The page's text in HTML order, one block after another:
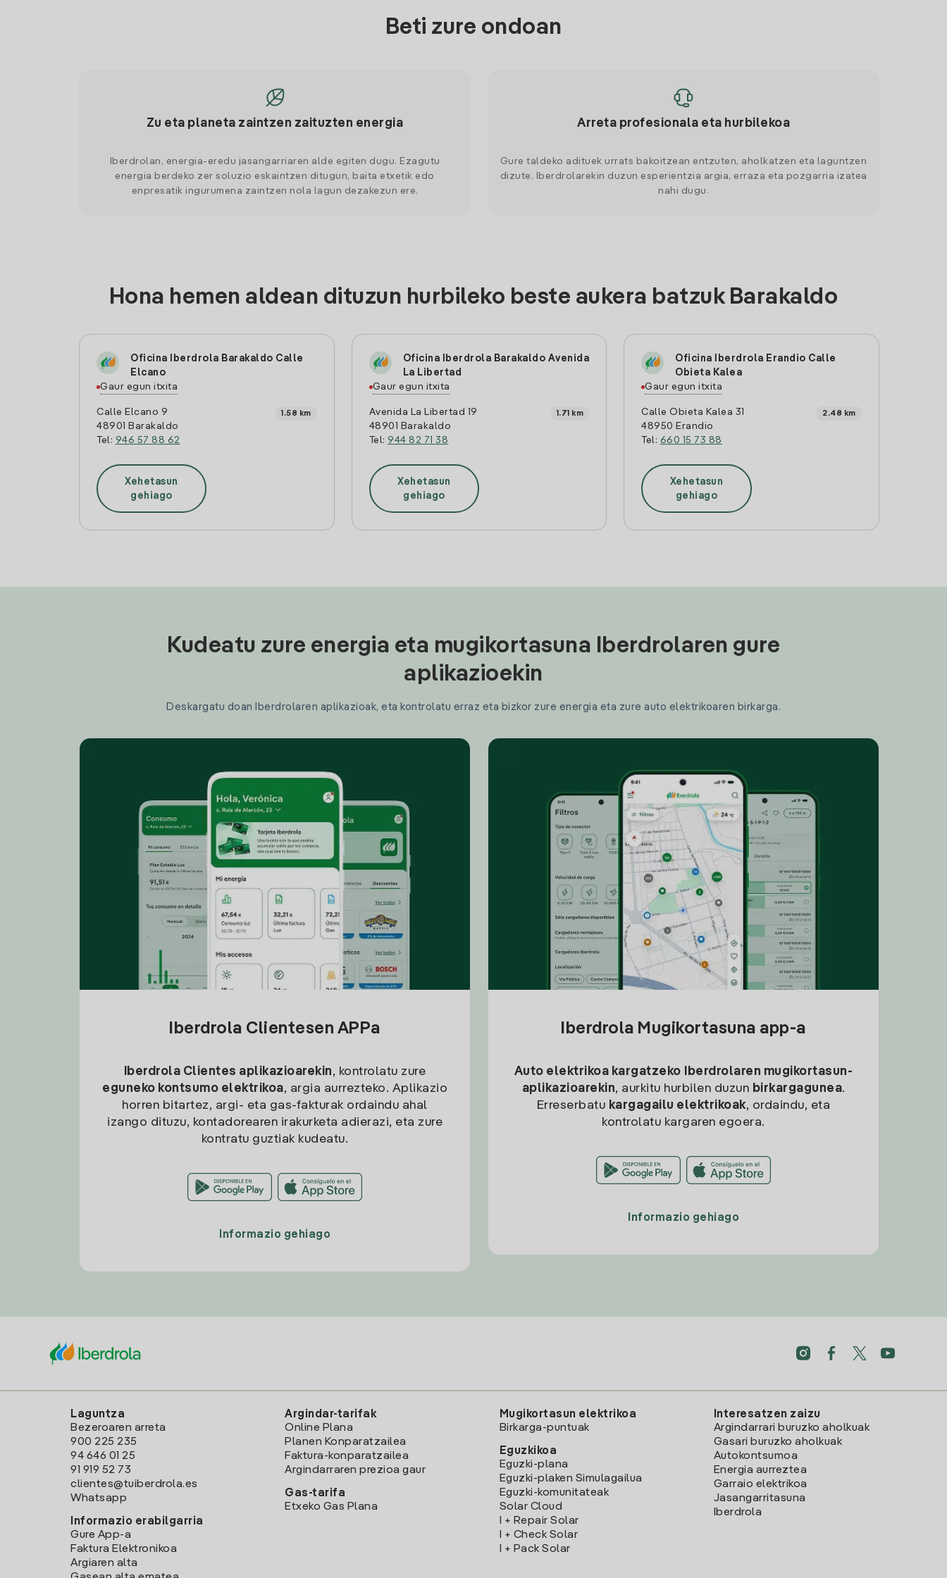
Beti zure ondoan
Zu eta planeta zaintzen zaituzten energia
Iberdrolan, energia-eredu jasangarriaren alde egiten dugu. Ezagutu
energia berdeko zer soluzio eskaintzen ditugun, baita etxetik edo
enpresatik ingurumena zaintzen nola lagun dezakezun ere.
Arreta profesionala eta hurbilekoa
Gure taldeko adituek urrats bakoitzean entzuten, aholkatzen eta laguntzen
dizute. Iberdrolarekin duzun esperientzia argia, erraza eta pozgarria izatea
nahi dugu.
Hona hemen aldean dituzun hurbileko beste aukera batzuk Barakaldo
Oficina Iberdrola Barakaldo Calle
Elcano
Gaur egun itxita
Calle Elcano 9
48901 Barakaldo
Tel: 946 57 88 62
1.58 km
Xehetasun
gehiago
Oficina Iberdrola Barakaldo Avenida
La Libertad
Gaur egun itxita
Avenida La Libertad 19
48901 Barakaldo
Tel:944 82 71 38
1.71 km
Xehetasun
gehiago
Oficina Iberdrola Erandio Calle
Obieta Kalea
Gaur egun itxita
Calle Obieta Kalea 31
48950 Erandio
Tel: 660 15 73 88
2.48 km
Xehetasun
gehiago
Kudeatu zure energia eta mugikortasuna Iberdrolaren gure
aplikazioekin
Deskargatu doan Iberdrolaren aplikazioak, eta kontrolatu erraz eta bizkor zure energia eta zure auto elektrikoaren birkarga.
Iberdrola Clientesen APPa
Iberdrola Clientes aplikazioarekin, kontrolatu zure
eguneko kontsumo elektrikoa, argia aurrezteko. Aplikazio
horren bitartez, argi- eta gas-fakturak ordaindu ahal
izango dituzu, kontadorearen irakurketa adierazi, eta zure
kontratu guztiak kudeatu.
Informazio gehiago
Iberdrola Mugikortasuna app-a
Auto elektrikoa kargatzeko
Iberdrolaren mugikortasun-
aplikazioarekin, aurkitu hurbilen duzun birkargagunea.
Erreserbatu kargagailu elektrikoak, ordaindu, eta
kontrolatu kargaren egoera.
Informazio gehiago
Laguntza
Bezeroaren arreta
900 225 235
94 646 01 25
91 919 52 73
clientes@tuiberdrola.es
Whatsapp
Informazio erabilgarria
Gure App-a
Faktura Elektronikoa
Argiaren alta
Argindar-tarifak
Online Plana
Planen Konparatzailea
Faktura-konparatzailea
Argindarraren prezioa gaur
Gas-tarifa
Etxeko Gas Plana
Mugikortasun elektrikoa
Birkarga-puntuak
Eguzkikoa
Eguzki-plana
Eguzki-plaken Simulagailua
Eguzki-komunitateak
Solar Cloud
I + Repair Solar
I + Check Solar
I + Pack Solar
Interesatzen zaizu
Argindarrari buruzko aholkuak
Gasari buruzko aholkuak
Autokontsumoa
Energia aurreztea
Garraio elektrikoa
Jasangarritasuna
Iberdrola